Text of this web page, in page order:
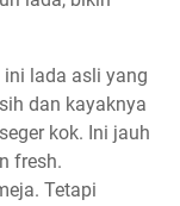
lada asli yang
dan kayaknya
kok. Ini jauh
fresh.
Tetapi